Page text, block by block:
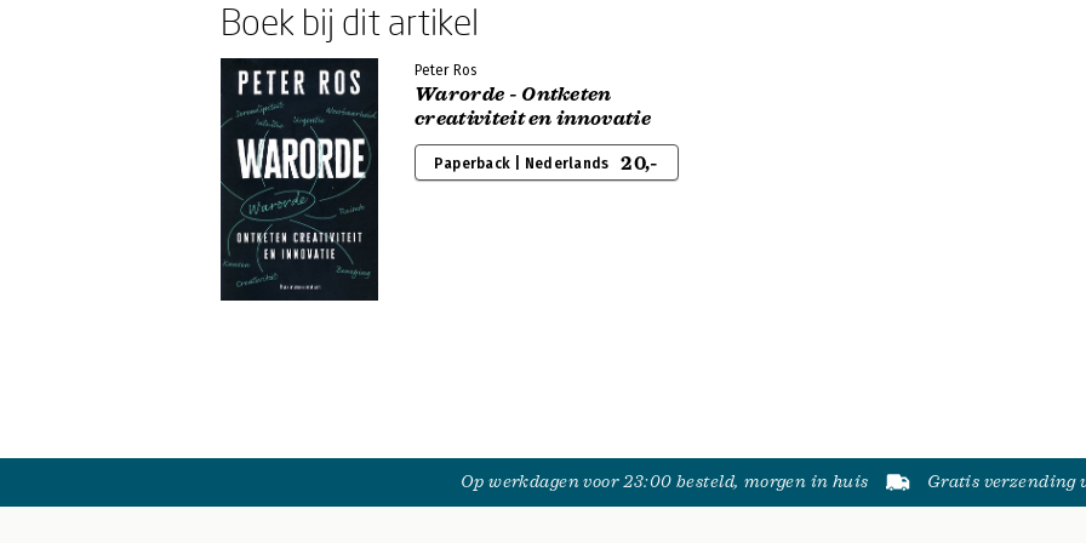
Boek bij dit artikel
Peter Ros
Warorde - Ontketen
creativiteit en innovatie
Paperback | Nederlands 20,-
Op werkdagen voor 23:00 besteld, morgen in huis Gratis verzending